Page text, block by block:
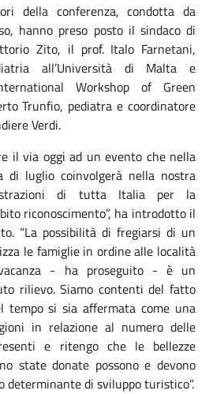
della conferenza, condotta da
hanno preso posto il sindaco di
Zito, il prof. Italo Farnetani,
all’Università di Malta e
Workshop of Green
Trunfio, pediatra e coordinatore
Verdi.
il via oggi ad un evento che nella
di luglio coinvolgerà nella nostra
di tutta Italia per la
riconoscimento”, ha introdotto il
“La possibilità di fregiarsi di un
le famiglie in ordine alle località
- ha proseguito - è un
rilievo. Siamo contenti del fatto
tempo si sia affermata come una
in relazione al numero delle
e ritengo che le bellezze
state donate possono e devono
determinante di sviluppo turistico”.